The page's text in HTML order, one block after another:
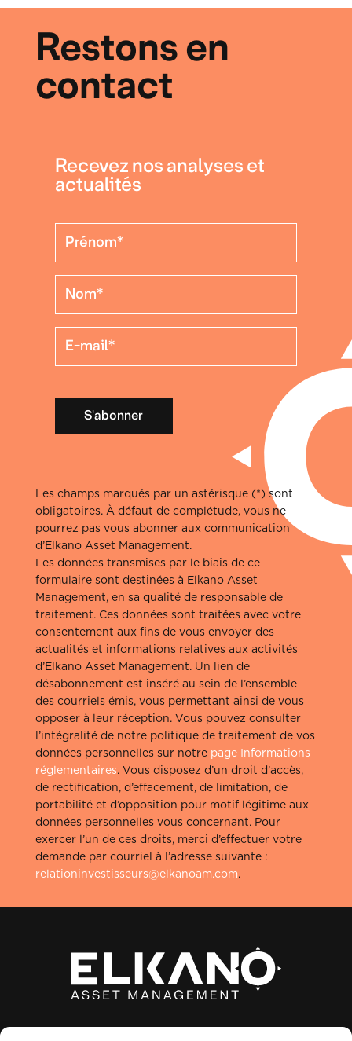
Restons en
contact
Recevez nos analyses et
actualités
S'abonner
Les champs marqués par un astérisque (*) sont
obligatoires. À défaut de complétude, vous ne
pourrez pas vous abonner aux communication
d’Elkano Asset Management.
Les données transmises par le biais de ce
formulaire sont destinées à Elkano Asset
Management, en sa qualité de responsable de
traitement. Ces données sont traitées avec votre
consentement aux fins de vous envoyer des
actualités et informations relatives aux activités
d’Elkano Asset Management. Un lien de
désabonnement est inséré au sein de l’ensemble
des courriels émis, vous permettant ainsi de vous
opposer à leur réception. Vous pouvez consulter
l’intégralité de notre politique de traitement de vos
données personnelles sur notre page Informations
réglementaires. Vous disposez d’un droit d’accès,
de rectification, d’effacement, de limitation, de
portabilité et d’opposition pour motif légitime aux
données personnelles vous concernant. Pour
exercer l’un de ces droits, merci d’effectuer votre
demande par courriel à l’adresse suivante :
relationinvestisseurs@elkanoam.com.